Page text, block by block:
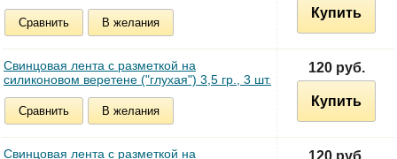
Сравнить В желания
Купить
Свинцовая лента c разметкой на
силиконовом веретене ("глухая") 3,5 гр., 3 шт.
Сравнить В желания
120 руб.
Купить
Свинцовая лента c разметкой на